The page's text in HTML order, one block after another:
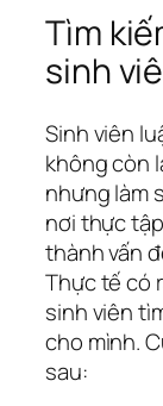
Tìm
sinh
Sinh viên
không còn
nhưng làm
nơi thực
thành vấn
Thực tế có
sinh viên
cho mình.
sau: